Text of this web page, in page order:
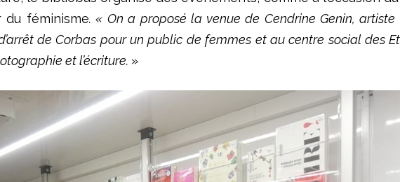
du féminisme. « On a proposé la venue de Cendrine Genin,
de Corbas pour un public de femmes et au centre social des
et l’écriture. »